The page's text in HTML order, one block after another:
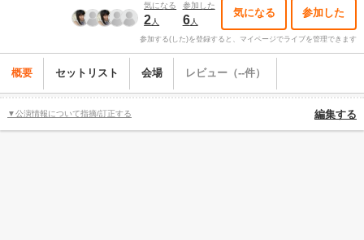
気になる
2人
参加した
6人
気になる 参加した
参加する(した)を登録すると、マイページでライブを管理できます
概要 セットリスト 会場 レビュー（--件）
▼公演情報について指摘/訂正する 編集する